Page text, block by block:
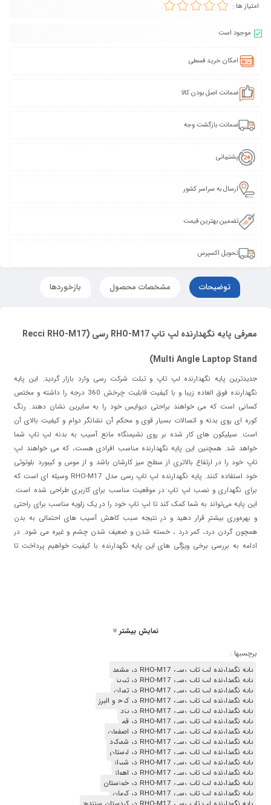
امتیاز ها :
موجود است
امکان خرید قسطی
ضمانت اصل بودن کالا
ضمانت بازگشت وجه
پشتیبانی
ارسال به سراسر کشور
تضمین بهترین قیمت
تحویل اکسپرس
توضیحات مشخصات محصول بازخوردها
معرفی پایه نگهدارنده لپ تاپ RHO-M17 رسی (Recci RHO-M17
Multi Angle Laptop Stand)
جدیدترین پایه نگهدارنده لپ تاپ و تبلت شرکت رسی وارد بازار گردید. این پایه
نگهدارنده فوق العاده زیبا و با کیفیت قابلیت چرخش 360 درجه را داشته و مختص
کسانی است که می خواهند براحتی دیوایس خود را به سایرین نشان دهند. رنگ
کوره ای روی بدنه و اتصالات بسیار قوی و محکم آن نشانگر دوام و کیفیت بالای آن
است. سیلیکون های کار شده بر روی نشیمنگاه مانع آسیب به بدنه لپ تاپ شما
خواهد شد. همچنین این پایه نگهدارنده مناسب افرادی هست، که می خواهند لپ
تاپ خود را در ارتفاع بالاتری از سطح میز کارشان باشد و از موس و کیبورد بلوتوثی
خود استفاده کنند. پایه نگهدارنده لپ تاپ رسی مدل RHO-M17 وسیله ای است که
برای نگهداری و نصب لپ تاپ در موقعیت مناسب برای کاربری طراحی شده است.
این پایه می‌تواند به شما کمک کند تا لپ تاپ خود را در یک زاویه مناسب برای راحتی
و بهره‌وری بیشتر قرار دهید و در نتیجه سبب کاهش آسیب های احتمالی به بدن
همچون گردن درد، کمر درد ، خسته شدن و ضعیف شدن چشم و غیره می شود. در
ادامه به بررسی برخی ویژگی های این پایه نگهدارنده با کیفیت خواهیم پرداخت تا
کاربرد هولدر لپ تاپ رسی مدل RHO-M17
ارتقاء سلامتی محصول با استند رسی rhom17؛ امروزه با پیشرفت تکنولوژی و اینترنتی
شدن کارها افراد مجبورند مدت ها یکجا بننشینند و با لپ تاپ خود مشغول به کار
شوند؛ و چون ساعت‌های زیادی از روزمان را با کار کردن با این وسایل دیجیتالی
می‌گذرانیم برای جلوگیری از خستگی یا ایجاد درد در کتف و گردن و همچنین داشتن
زاویه دید مناسب و انجام دادن سریع‌تر و بهتر کارها نیاز است یک هولدر برای آن‌ها
نمایش بیشتر
برچسبها :
پایه نگهدارنده لپ تاپ رسی RHO-M17 در مشهد
پایه نگهدارنده لپ تاپ رسی RHO-M17 در تبریز
پایه نگهدارنده لپ تاپ رسی RHO-M17 در تهران
پایه نگهدارنده لپ تاپ رسی RHO-M17 در کرج و البرز
پایه نگهدارنده لپ تاپ رسی RHO-M17 در یزد
پایه نگهدارنده لپ تاپ رسی RHO-M17 در قم
پایه نگهدارنده لپ تاپ رسی RHO-M17 در اصفهان
پایه نگهدارنده لپ تاپ رسی RHO-M17 در شهرکرد
پایه نگهدارنده لپ تاپ رسی RHO-M17 در لرستان
پایه نگهدارنده لپ تاپ رسی RHO-M17 در شیراز
پایه نگهدارنده لپ تاپ رسی RHO-M17 در اهواز
پایه نگهدارنده لپ تاپ رسی RHO-M17 در خوزستان
پایه نگهدارنده لپ تاپ رسی RHO-M17 در کرمان